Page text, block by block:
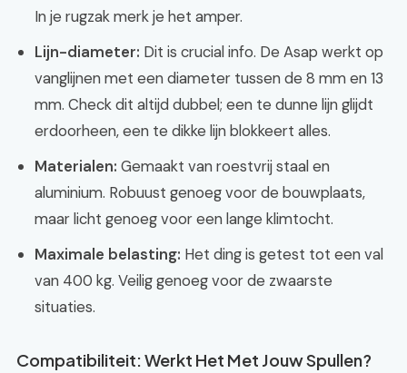
In je rugzak merk je het amper.
Lijn-diameter: Dit is crucial info. De Asap werkt op
vanglijnen met een diameter tussen de 8 mm en 13
mm. Check dit altijd dubbel; een te dunne lijn glijdt
erdoorheen, een te dikke lijn blokkeert alles.
Materialen: Gemaakt van roestvrij staal en
aluminium. Robuust genoeg voor de bouwplaats,
maar licht genoeg voor een lange klimtocht.
Maximale belasting: Het ding is getest tot een val
van 400 kg. Veilig genoeg voor de zwaarste
situaties.
Compatibiliteit: Werkt Het Met Jouw Spullen?